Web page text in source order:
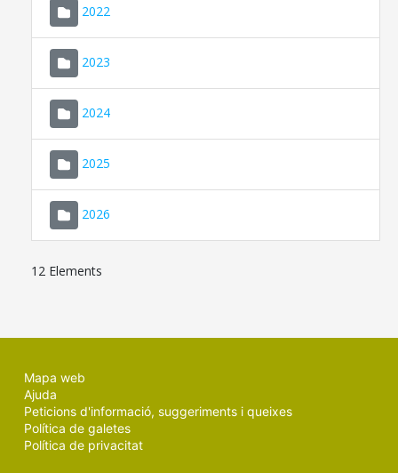
2022
2023
2024
2025
2026
12 Elements
Mapa web
Ajuda
Peticions d'informació, suggeriments i queixes
Política de galetes
Política de privacitat